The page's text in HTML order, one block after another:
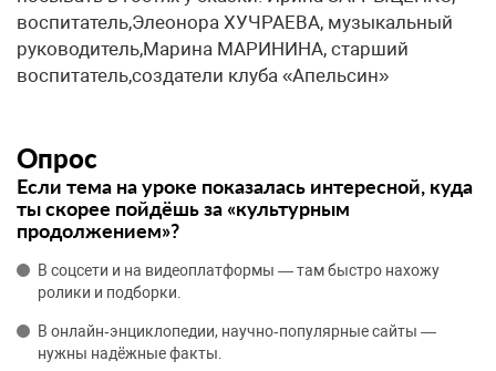
воспитатель,Элеонора ХУЧРАЕВА, музыкальный
руководитель,Марина МАРИНИНА, старший
воспитатель,создатели клуба «Апельсин»
Опрос
Если тема на уроке показалась интересной, куда
ты скорее пойдёшь за «культурным
продолжением»?
В соцсети и на видеоплатформы — там быстро нахожу
ролики и подборки.
В онлайн‑энциклопедии, научно‑популярные сайты —
нужны надёжные факты.